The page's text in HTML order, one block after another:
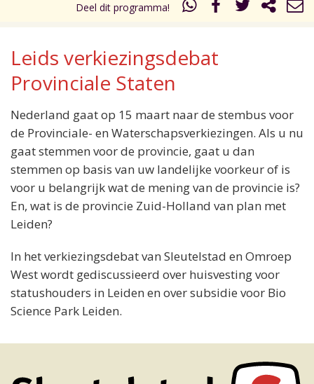
Deel dit programma!
Leids verkiezingsdebat
Provinciale Staten
Nederland gaat op 15 maart naar de stembus voor
de Provinciale- en Waterschapsverkiezingen. Als u nu
gaat stemmen voor de provincie, gaat u dan
stemmen op basis van uw landelijke voorkeur of is
voor u belangrijk wat de mening van de provincie is?
En, wat is de provincie Zuid-Holland van plan met
Leiden?
In het verkiezingsdebat van Sleutelstad en Omroep
West wordt gediscussieerd over huisvesting voor
statushouders in Leiden en over subsidie voor Bio
Science Park Leiden.